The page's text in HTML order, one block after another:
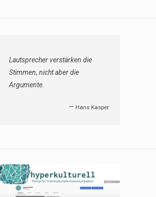
Lautsprecher verstärken die
Stimmen, nicht aber die
Argumente.
— Hans Kasper